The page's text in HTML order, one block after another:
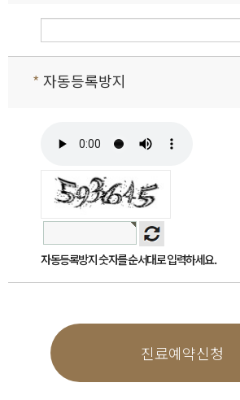
웹사이트 공지사항(또는 개별공
할 것입니다.
제2조 개인정보 수집에 대한 동의
는다」버튼을 클릭할 수 있는 절차를
으로 봅니다.
제3조 개인정보의 수집 및 이용목적
본 사이트는 다음과 같은 목적을
를 수집하고 있습니다.
서비스제공을 위한 계약의
및 본인의사 확인 등
서비스의 이행 : 상품배송
인확인, 개인 식별, 연령확
기타 새로운 서비스, 신상
* 자동등록방지
자동등록방지 숫자를 순서대로 입력하세요.
진료예약신청